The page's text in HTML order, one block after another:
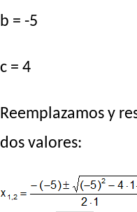
b = -5
c = 4
Reemplazamos y
dos valores: